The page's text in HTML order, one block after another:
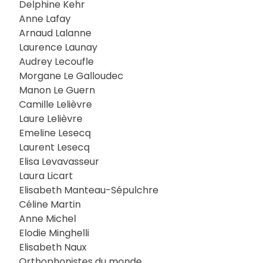
Delphine Kehr
Anne Lafay
Arnaud Lalanne
Laurence Launay
Audrey Lecoufle
Morgane Le Galloudec
Manon Le Guern
Camille Lelièvre
Laure Lelièvre
Emeline Lesecq
Laurent Lesecq
Elisa Levavasseur
Laura Licart
Elisabeth Manteau-Sépulchre
Céline Martin
Anne Michel
Elodie Minghelli
Elisabeth Naux